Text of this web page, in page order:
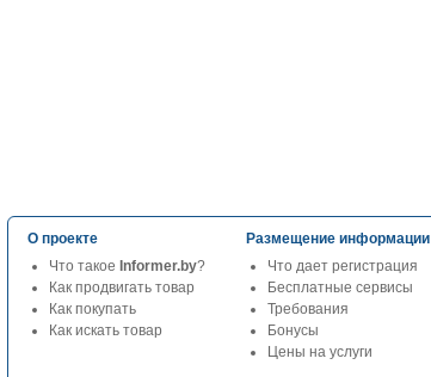
О проекте
Что такое Informer.by?
Как продвигать товар
Как покупать
Как искать товар
Размещение информации
Что дает регистрация
Бесплатные сервисы
Требования
Бонусы
Цены на услуги